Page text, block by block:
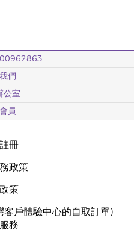
們
公室
員
冊
政策
策
戶體驗中心的自取訂單)
務